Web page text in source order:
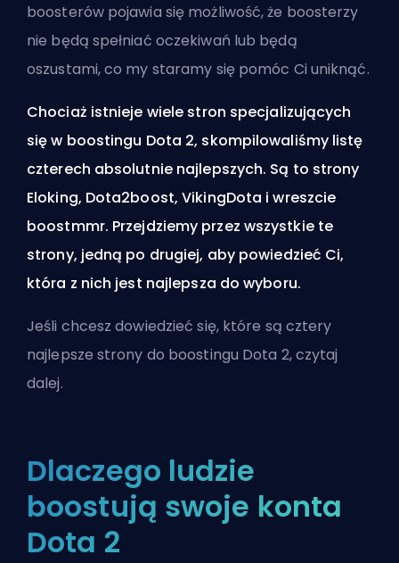
boosterów pojawia się możliwość, że boosterzy
nie będą spełniać oczekiwań lub będą
oszustami, co my staramy się pomóc Ci uniknąć.
Chociaż istnieje wiele stron specjalizujących
się w boostingu Dota 2, skompilowaliśmy listę
czterech absolutnie najlepszych. Są to strony
Eloking, Dota2boost, VikingDota i wreszcie
boostmmr. Przejdziemy przez wszystkie te
strony, jedną po drugiej, aby powiedzieć Ci,
która z nich jest najlepsza do wyboru.
Jeśli chcesz dowiedzieć się, które są cztery
najlepsze strony do boostingu Dota 2, czytaj
dalej.
Dlaczego ludzie
boostują swoje konta
Dota 2